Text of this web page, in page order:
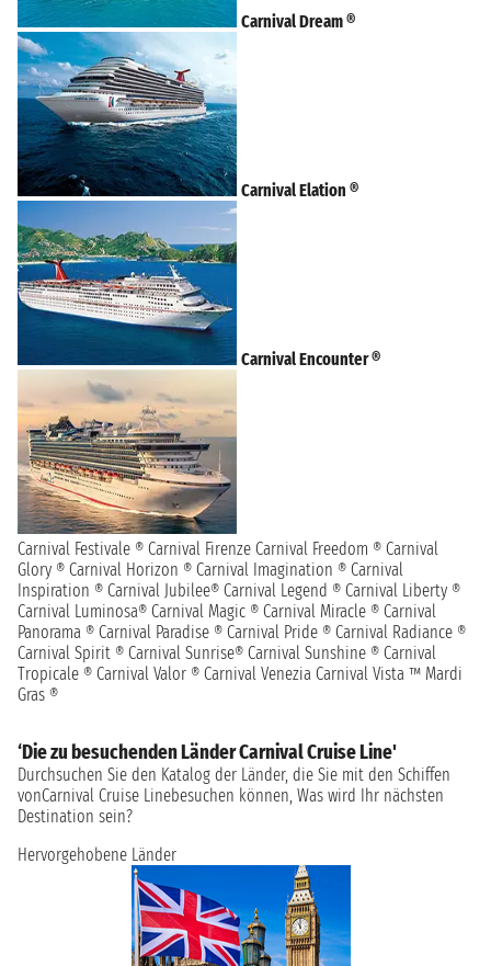
Carnival Dream ®
Carnival Elation ®
Carnival Encounter ®
Carnival Festivale ® Carnival Firenze Carnival Freedom ® Carnival
Glory ® Carnival Horizon ® Carnival Imagination ® Carnival
Inspiration ® Carnival Jubilee® Carnival Legend ® Carnival Liberty ®
Carnival Luminosa® Carnival Magic ® Carnival Miracle ® Carnival
Panorama ® Carnival Paradise ® Carnival Pride ® Carnival Radiance ®
Carnival Spirit ® Carnival Sunrise® Carnival Sunshine ® Carnival
Tropicale ® Carnival Valor ® Carnival Venezia Carnival Vista ™ Mardi
Gras ®
‘Die zu besuchenden Länder Carnival Cruise Line'
Durchsuchen Sie den Katalog der Länder, die Sie mit den Schiffen
vonCarnival Cruise Linebesuchen können, Was wird Ihr nächsten
Destination sein?
Hervorgehobene Länder